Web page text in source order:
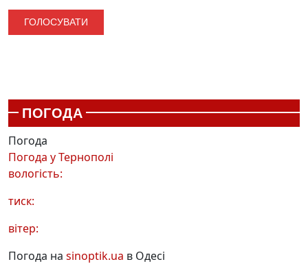
ПОГОДА
Погода
Погода уТернополі
вологість:
тиск:
вітер:
Погода на sinoptik.ua в Одесі